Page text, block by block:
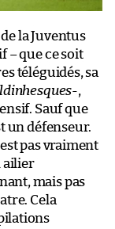
la Juventus
– que ce soit
téléguidés, sa
-,
Sauf que
un défenseur.
pas vraiment
ailier
mais pas
Cela